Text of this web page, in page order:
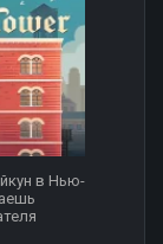
в Нью-